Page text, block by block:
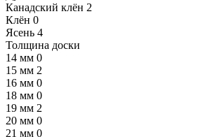
Канадский клён 2
Клён 0
Ясень 4
Толщина доски
14 мм 0
15 мм 2
16 мм 0
18 мм 0
19 мм 2
20 мм 0
21 мм 0